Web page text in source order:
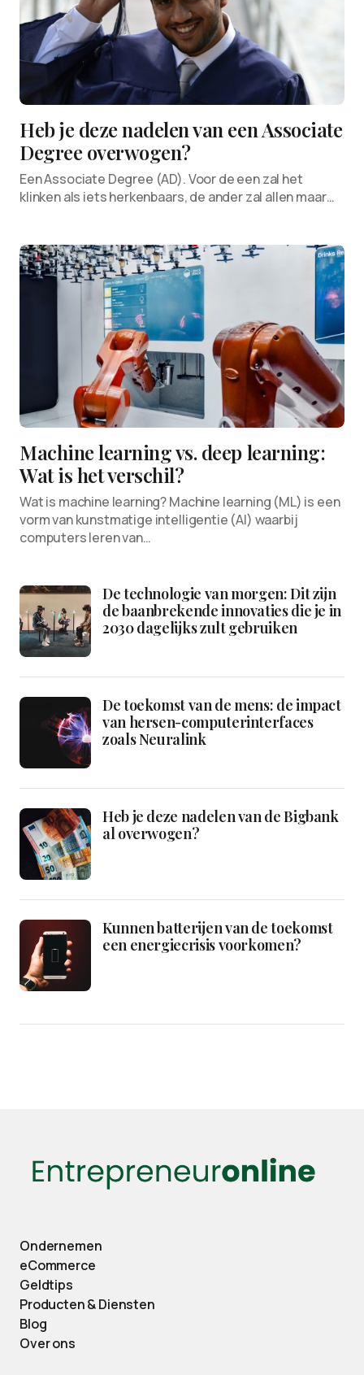
Heb je deze nadelen van een Associate
Degree overwogen?
Een Associate Degree (AD). Voor de een zal het
klinken als iets herkenbaars, de ander zal allen maar…
Machine learning vs. deep learning:
Wat is het verschil?
Wat is machine learning? Machine learning (ML) is een
vorm van kunstmatige intelligentie (AI) waarbij
computers leren van…
De technologie van morgen: Dit zijn
de baanbrekende innovaties die je in
2030 dagelijks zult gebruiken
De toekomst van de mens: de impact
van hersen-computerinterfaces
zoals Neuralink
Heb je deze nadelen van de Bigbank
al overwogen?
Kunnen batterijen van de toekomst
een energiecrisis voorkomen?
Ondernemen
eCommerce
Geldtips
Producten & Diensten
Blog
Over ons